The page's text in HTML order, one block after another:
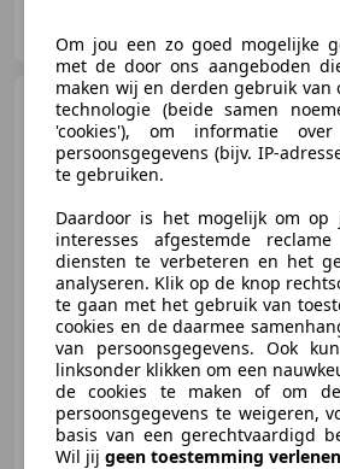
Saab
€
05/2005 286.492 km Benzine
Om jou een zo goed mogelijke
met de door ons aangeboden
maken wij en derden gebruik van
technologie (beide samen
'cookies'), om informatie
persoonsgegevens (bijv. IP-
te gebruiken.
Daardoor is het mogelijk om op
interesses afgestemde
diensten te verbeteren en het
analyseren. Klik op de knop
te gaan met het gebruik van
cookies en de daarmee
van persoonsgegevens. Ook
linksonder klikken om een
de cookies te maken of om
persoonsgegevens te weigeren,
basis van een gerechtvaardigd
Wil jij geen toestemming verlenen